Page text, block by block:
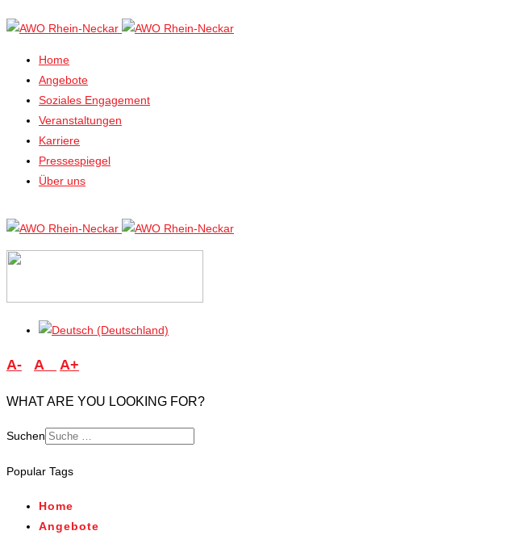
Home
Angebote
Soziales Engagement
Veranstaltungen
Karriere
Pressespiegel
Über uns
A- A A+
WHAT ARE YOU LOOKING FOR?
Suchen
Popular Tags
Home
Angebote